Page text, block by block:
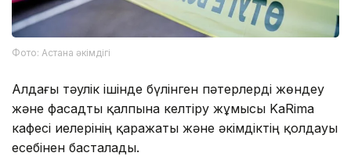
Фото: Астана әкімдігі
Алдағы тәулік ішінде бүлінген пәтерлерді жөндеу
және фасадты қалпына келтіру жұмысы KaRima
кафесі иелерінің қаражаты және әкімдіктің қолдауы
есебінен басталады.